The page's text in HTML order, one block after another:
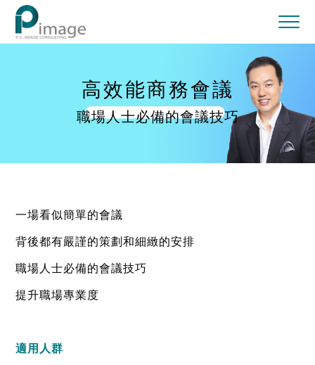
高效能商務會議
職場人士必備的會議技巧
一場看似簡單的會議
背後都有嚴謹的策劃和細緻的安排
職場人士必備的會議技巧
提升職場專業度
適用人群